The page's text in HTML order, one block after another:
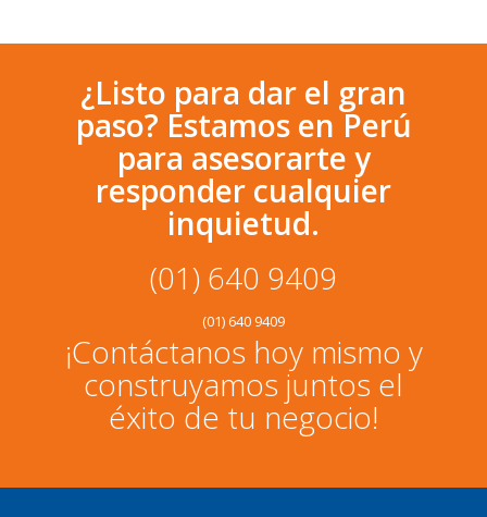
¿Listo para dar el gran
paso? Estamos en Perú
para asesorarte y
responder cualquier
inquietud.
(01) 640 9409
(01) 640 9409
¡Contáctanos hoy mismo y
construyamos juntos el
éxito de tu negocio!